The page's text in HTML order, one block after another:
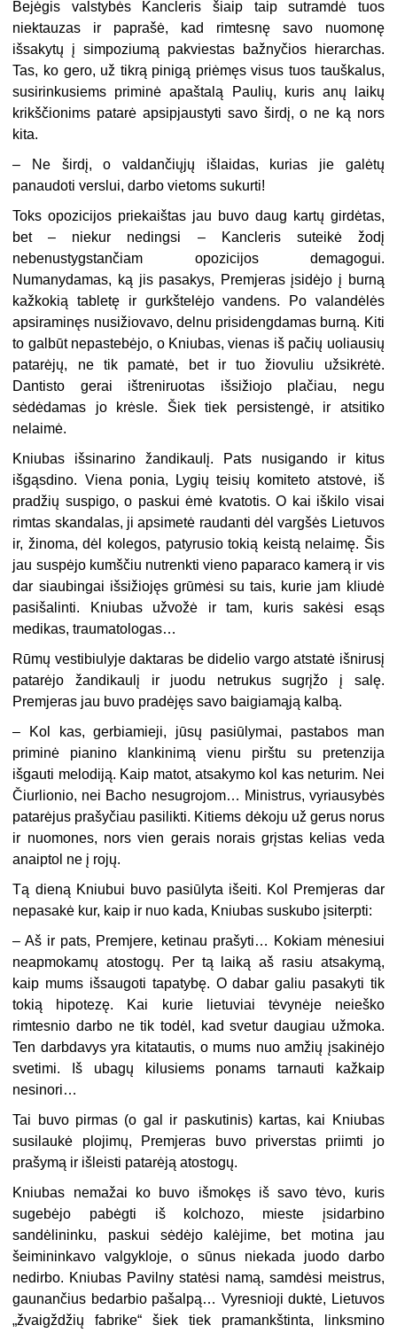
Bejėgis valstybės Kancleris šiaip taip sutramdė tuos
niektauzas ir paprašė, kad rimtesnę savo nuomonę
išsakytų į simpoziumą pakviestas bažnyčios hierarchas.
Tas, ko gero, už tikrą pinigą priėmęs visus tuos tauškalus,
susirinkusiems priminė apaštalą Paulių, kuris anų laikų
krikščionims patarė apsipjaustyti savo širdį, o ne ką nors
kita.
– Ne širdį, o valdančiųjų išlaidas, kurias jie galėtų
panaudoti verslui, darbo vietoms sukurti!
Toks opozicijos priekaištas jau buvo daug kartų girdėtas,
bet – niekur nedingsi – Kancleris suteikė žodį
nebenustygstančiam opozicijos demagogui.
Numanydamas, ką jis pasakys, Premjeras įsidėjo į burną
kažkokią tabletę ir gurkštelėjo vandens. Po valandėlės
apsiraminęs nusižiovavo, delnu prisidengdamas burną. Kiti
to galbūt nepastebėjo, o Kniubas, vienas iš pačių uoliausių
patarėjų, ne tik pamatė, bet ir tuo žiovuliu užsikrėtė.
Dantisto gerai ištreniruotas išsižiojo plačiau, negu
sėdėdamas jo krėsle. Šiek tiek persistengė, ir atsitiko
nelaimė.
Kniubas išsinarino žandikaulį. Pats nusigando ir kitus
išgąsdino. Viena ponia, Lygių teisių komiteto atstovė, iš
pradžių suspigo, o paskui ėmė kvatotis. O kai iškilo visai
rimtas skandalas, ji apsimetė raudanti dėl vargšės Lietuvos
ir, žinoma, dėl kolegos, patyrusio tokią keistą nelaimę. Šis
jau suspėjo kumščiu nutrenkti vieno paparaco kamerą ir vis
dar siaubingai išsižiojęs grūmėsi su tais, kurie jam kliudė
pasišalinti. Kniubas užvožė ir tam, kuris sakėsi esąs
medikas, traumatologas…
Rūmų vestibiulyje daktaras be didelio vargo atstatė išnirusį
patarėjo žandikaulį ir juodu netrukus sugrįžo į salę.
Premjeras jau buvo pradėjęs savo baigiamąją kalbą.
– Kol kas, gerbiamieji, jūsų pasiūlymai, pastabos man
priminė pianino klankinimą vienu pirštu su pretenzija
išgauti melodiją. Kaip matot, atsakymo kol kas neturim. Nei
Čiurlionio, nei Bacho nesugrojom… Ministrus, vyriausybės
patarėjus prašyčiau pasilikti. Kitiems dėkoju už gerus norus
ir nuomones, nors vien gerais norais grįstas kelias veda
anaiptol ne į rojų.
Tą dieną Kniubui buvo pasiūlyta išeiti. Kol Premjeras dar
nepasakė kur, kaip ir nuo kada, Kniubas suskubo įsiterpti:
– Aš ir pats, Premjere, ketinau prašyti… Kokiam mėnesiui
neapmokamų atostogų. Per tą laiką aš rasiu atsakymą,
kaip mums išsaugoti tapatybę. O dabar galiu pasakyti tik
tokią hipotezę. Kai kurie lietuviai tėvynėje neieško
rimtesnio darbo ne tik todėl, kad svetur daugiau užmoka.
Ten darbdavys yra kitatautis, o mums nuo amžių įsakinėjo
svetimi. Iš ubagų kilusiems ponams tarnauti kažkaip
nesinori…
Tai buvo pirmas (o gal ir paskutinis) kartas, kai Kniubas
susilaukė plojimų, Premjeras buvo priverstas priimti jo
prašymą ir išleisti patarėją atostogų.
Kniubas nemažai ko buvo išmokęs iš savo tėvo, kuris
sugebėjo pabėgti iš kolchozo, mieste įsidarbino
sandėlininku, paskui sėdėjo kalėjime, bet motina jau
šeimininkavo valgykloje, o sūnus niekada juodo darbo
nedirbo. Kniubas Pavilny statėsi namą, samdėsi meistrus,
gaunančius bedarbio pašalpą… Vyresnioji duktė, Lietuvos
„žvaigždžių fabrike“ šiek tiek pramankštinta, linksmino